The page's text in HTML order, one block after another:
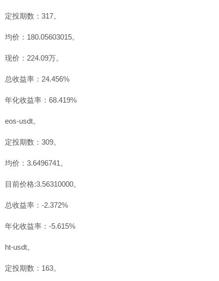
定投期数：317。
均价：180.05603015。
现价：224.09万。
总收益率：24.456%
年化收益率：68.419%
eos-usdt。
定投期数：309。
均价：3.6496741。
目前价格:3.56310000。
总收益率：-2.372%
年化收益率：-5.615%
ht-usdt。
定投期数：163。